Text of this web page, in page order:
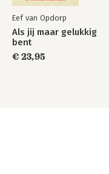
Eef van Opdorp
Als jij maar gelukkig
bent
€ 23,95